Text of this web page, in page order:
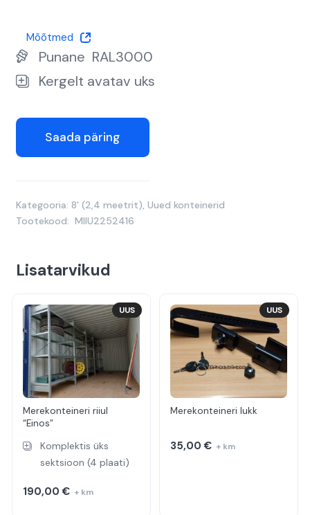
Mõõtmed
Punane RAL3000
Kergelt avatav uks
Saada päring
Kategooria: 8' (2,4 meetrit), Uued konteinerid
Tootekood: MIIU2252416
Lisatarvikud
Merekonteineri riiul
“Einos”
Komplektis üks
sektsioon (4 plaati)
190,00€ + km
UUS
Merekonteineri lukk
35,00€ + km
UUS